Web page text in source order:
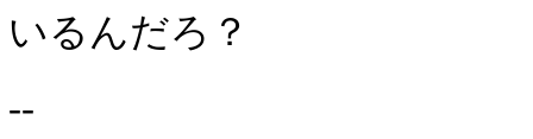
いるんだろ？
--